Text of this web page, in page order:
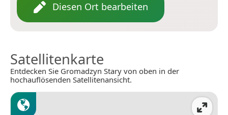
Diesen Ort bearbeiten
Satellitenkarte
Entdecken Sie Gromadzyn Stary von oben in der
hochauflösenden Satellitenansicht.